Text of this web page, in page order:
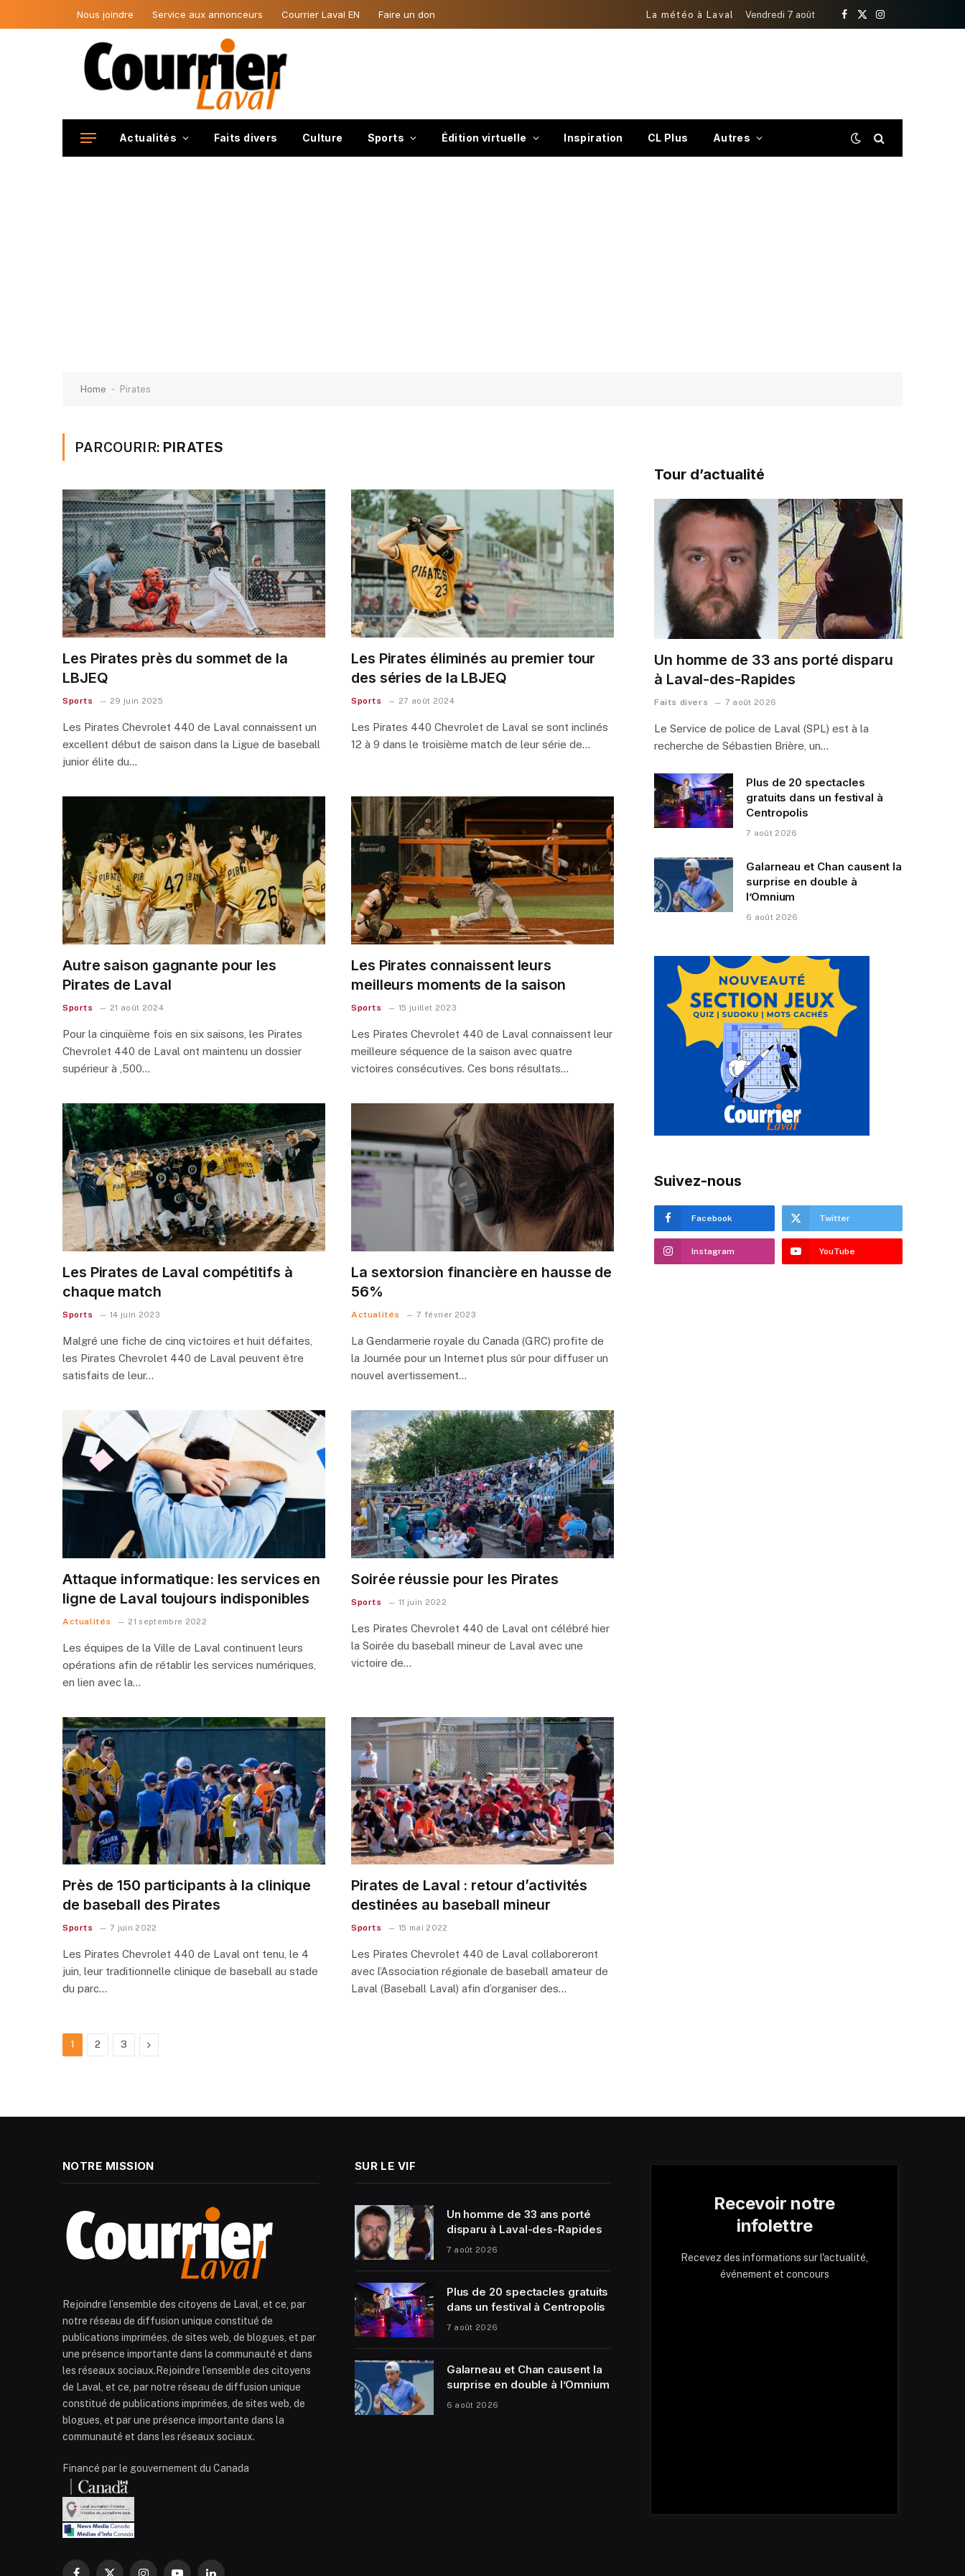
Nous joindre Service aux annonceurs Courrier Laval EN Faire un don La météo à Laval Vendredi 7 août
Facebook
X
Instagram
Actualités Faits divers Culture Sports Édition virtuelle Inspiration CL Plus Autres
Home - Pirates
PARCOURIR: PIRATES
Les Pirates près du sommet de la
LBJEQ
Sports 29 juin 2025
Les Pirates Chevrolet 440 de Laval connaissent un
excellent début de saison dans la Ligue de baseball
junior élite du…
Les Pirates éliminés au premier tour
des séries de la LBJEQ
Sports 27 août 2024
Les Pirates 440 Chevrolet de Laval se sont inclinés
12 à 9 dans le troisième match de leur série de…
Autre saison gagnante pour les
Pirates de Laval
Sports 21 août 2024
Pour la cinquième fois en six saisons, les Pirates
Chevrolet 440 de Laval ont maintenu un dossier
supérieur à ,500…
Les Pirates connaissent leurs
meilleurs moments de la saison
Sports 15 juillet 2023
Les Pirates Chevrolet 440 de Laval connaissent leur
meilleure séquence de la saison avec quatre
victoires consécutives. Ces bons résultats…
Les Pirates de Laval compétitifs à
chaque match
Sports 14 juin 2023
Malgré une fiche de cinq victoires et huit défaites,
les Pirates Chevrolet 440 de Laval peuvent être
satisfaits de leur…
La sextorsion financière en hausse de
56%
Actualités 7 février 2023
La Gendarmerie royale du Canada (GRC) profite de
la Journée pour un Internet plus sûr pour diffuser un
nouvel avertissement…
Attaque informatique: les services en
ligne de Laval toujours indisponibles
Actualités 21 septembre 2022
Les équipes de la Ville de Laval continuent leurs
opérations afin de rétablir les services numériques,
en lien avec la…
Soirée réussie pour les Pirates
Sports 11 juin 2022
Les Pirates Chevrolet 440 de Laval ont célébré hier
la Soirée du baseball mineur de Laval avec une
victoire de…
Près de 150 participants à la clinique
de baseball des Pirates
Sports 7 juin 2022
Les Pirates Chevrolet 440 de Laval ont tenu, le 4
juin, leur traditionnelle clinique de baseball au stade
du parc…
Pirates de Laval : retour d’activités
destinées au baseball mineur
Sports 15 mai 2022
Les Pirates Chevrolet 440 de Laval collaboreront
avec l’Association régionale de baseball amateur de
Laval (Baseball Laval) afin d’organiser des…
1 2 3 Next
Tour d’actualité
Un homme de 33 ans porté disparu
à Laval-des-Rapides
Faits divers 7 août 2026
Le Service de police de Laval (SPL) est à la
recherche de Sébastien Brière, un…
Plus de 20 spectacles
gratuits dans un festival à
Centropolis
7 août 2026
Galarneau et Chan causent la
surprise en double à
l’Omnium
6 août 2026
Suivez-nous
Facebook Twitter
Instagram YouTube
NOTRE MISSION
Rejoindre l’ensemble des citoyens de Laval, et ce, par
notre réseau de diffusion unique constitué de
publications imprimées, de sites web, de blogues, et par
une présence importante dans la communauté et dans
les réseaux sociaux.Rejoindre l’ensemble des citoyens
de Laval, et ce, par notre réseau de diffusion unique
constitué de publications imprimées, de sites web, de
blogues, et par une présence importante dans la
communauté et dans les réseaux sociaux.
Financé par le gouvernement du Canada
SUR LE VIF
Un homme de 33 ans porté
disparu à Laval-des-Rapides
7 août 2026
Plus de 20 spectacles gratuits
dans un festival à Centropolis
7 août 2026
Galarneau et Chan causent la
surprise en double à l’Omnium
6 août 2026
Recevoir notre
infolettre
Recevez des informations sur l'actualité,
événement et concours